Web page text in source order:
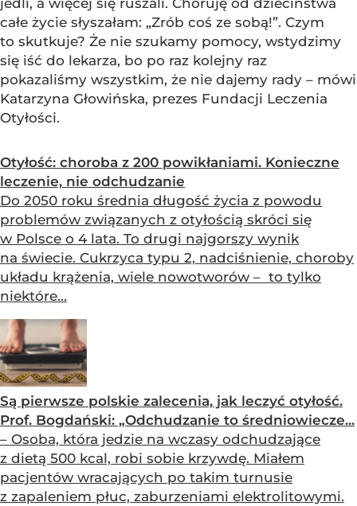
całe życie słyszałam: „Zrób coś ze sobą!”. Czym
to skutkuje? Że nie szukamy pomocy, wstydzimy
się iść do lekarza, bo po raz kolejny raz
pokazaliśmy wszystkim, że nie dajemy rady – mówi
Katarzyna Głowińska, prezes Fundacji Leczenia
Otyłości.
Otyłość: choroba z 200 powikłaniami. Konieczne
leczenie, nie odchudzanie
Do 2050 roku średnia długość życia z powodu
problemów związanych z otyłością skróci się
w Polsce o 4 lata. To drugi najgorszy wynik
na świecie. Cukrzyca typu 2, nadciśnienie, choroby
układu krążenia, wiele nowotworów – to tylko
niektóre...
Są pierwsze polskie zalecenia, jak leczyć otyłość.
Prof. Bogdański: „Odchudzanie to średniowiecze...
– Osoba, która jedzie na wczasy odchudzające
z dietą 500 kcal, robi sobie krzywdę. Miałem
pacjentów wracających po takim turnusie
z zapaleniem płuc, zaburzeniami elektrolitowymi.